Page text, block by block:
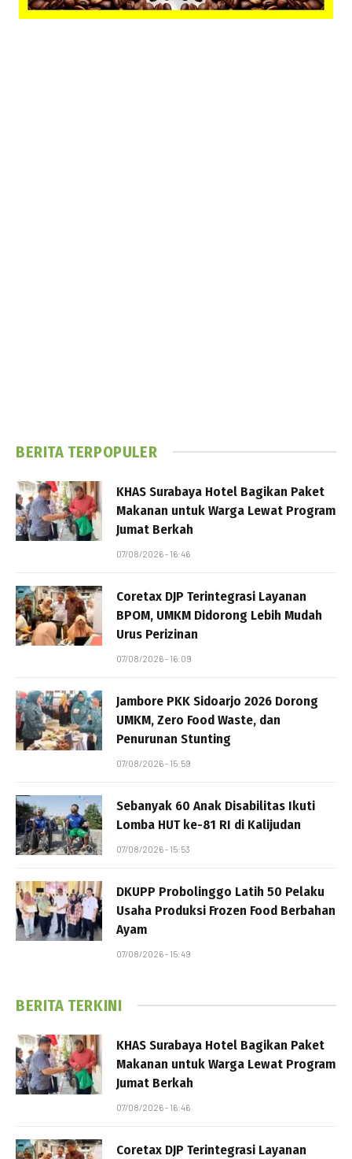
BERITA TERPOPULER
KHAS Surabaya Hotel Bagikan Paket
Makanan untuk Warga Lewat Program
Jumat Berkah
07/08/2026 - 16:46
Coretax DJP Terintegrasi Layanan
BPOM, UMKM Didorong Lebih Mudah
Urus Perizinan
07/08/2026 - 16:09
Jambore PKK Sidoarjo 2026 Dorong
UMKM, Zero Food Waste, dan
Penurunan Stunting
07/08/2026 - 15:59
Sebanyak 60 Anak Disabilitas Ikuti
Lomba HUT ke-81 RI di Kalijudan
07/08/2026 - 15:53
DKUPP Probolinggo Latih 50 Pelaku
Usaha Produksi Frozen Food Berbahan
Ayam
07/08/2026 - 15:49
BERITA TERKINI
KHAS Surabaya Hotel Bagikan Paket
Makanan untuk Warga Lewat Program
Jumat Berkah
07/08/2026 - 16:46
Coretax DJP Terintegrasi Layanan